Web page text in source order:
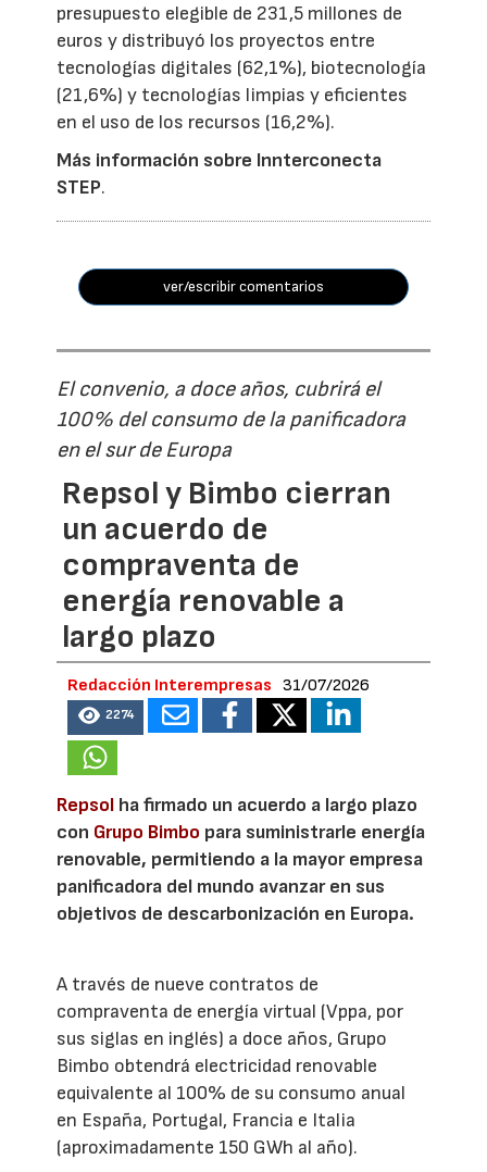
presupuesto elegible de 231,5 millones de
euros y distribuyó los proyectos entre
tecnologías digitales (62,1%), biotecnología
(21,6%) y tecnologías limpias y eficientes
en el uso de los recursos (16,2%).
Más información sobre Innterconecta
STEP.
ver/escribir comentarios
El convenio, a doce años, cubrirá el
100% del consumo de la panificadora
en el sur de Europa
Repsol y Bimbo cierran
un acuerdo de
compraventa de
energía renovable a
largo plazo
Redacción Interempresas 31/07/2026
2274
Repsol ha firmado un acuerdo a largo plazo
con Grupo Bimbo para suministrarle energía
renovable, permitiendo a la mayor empresa
panificadora del mundo avanzar en sus
objetivos de descarbonización en Europa.
A través de nueve contratos de
compraventa de energía virtual (Vppa, por
sus siglas en inglés) a doce años, Grupo
Bimbo obtendrá electricidad renovable
equivalente al 100% de su consumo anual
en España, Portugal, Francia e Italia
(aproximadamente 150 GWh al año).